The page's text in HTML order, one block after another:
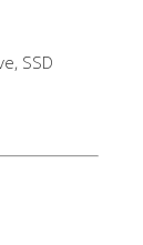
SSD